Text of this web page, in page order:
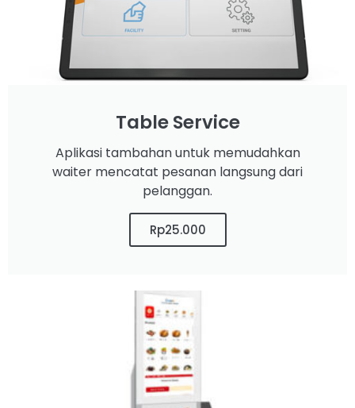
Table Service
Aplikasi tambahan untuk memudahkan
waiter mencatat pesanan langsung dari
pelanggan.
Rp25.000